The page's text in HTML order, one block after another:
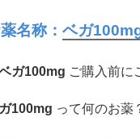
名称： ベガ
ガ100mg ご購入前に
100mg って何のお薬